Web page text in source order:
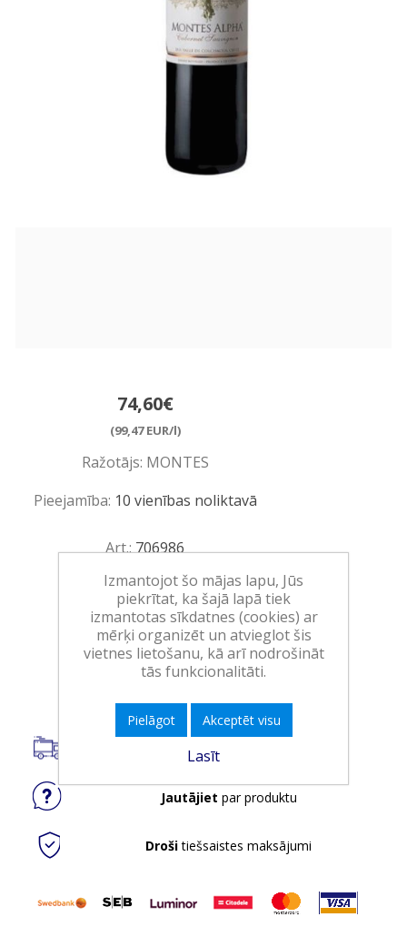
74,60€
(99,47 EUR/l)
Ražotājs: MONTES
Pieejamība: 10 vienības noliktavā
Art.:706986
EAN:7804303271609
Iepakojumā:6
Minimālais daudzums:1
Ielikt grozā
Piegāde visā Latvijā.
Jautājiet par produktu
Drošitiešsaistes maksājumi
Izmantojot šo mājas lapu, Jūs
piekrītat, ka šajā lapā tiek
izmantotas sīkdatnes (cookies) ar
mērķi organizēt un atvieglot šis
vietnes lietošanu, kā arī nodrošināt
tās funkcionalitāti.
Pielāgot Akceptēt visu
Lasīt